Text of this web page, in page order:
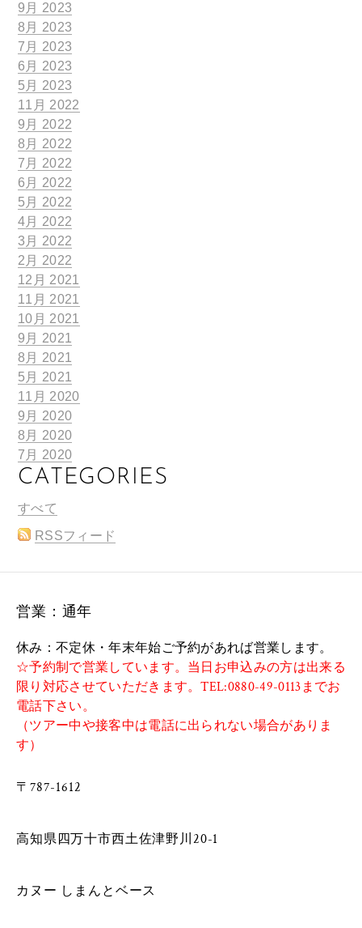
9月 2023
8月 2023
7月 2023
6月 2023
5月 2023
11月 2022
9月 2022
8月 2022
7月 2022
6月 2022
5月 2022
4月 2022
3月 2022
2月 2022
12月 2021
11月 2021
10月 2021
9月 2021
8月 2021
5月 2021
11月 2020
9月 2020
8月 2020
7月 2020
CATEGORIES
すべて
RSSフィード
営業：通年
休み：不定休・年末年始ご予約があれば営業します。
☆予約制で営業しています。当日お申込みの方は出来る
限り対応させていただきます。TEL:0880-49-0113までお
電話下さい。
（ツアー中や接客中は電話に出られない場合がありま
す）
〒787-1612
​高知県四万十市西土佐津野川20-1
カヌー しまんとベース